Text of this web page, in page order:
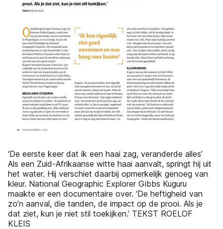
‘De eerste keer dat ik een haai zag, veranderde alles’
Als een Zuid-Afrikaanse witte haai aanvalt, springt hij uit
het water. Hij verschiet daarbij opmerkelijk genoeg van
kleur. National Geographic Explorer Gibbs Kuguru
maakte er een documentaire over. ‘De heftigheid van
zo’n aanval, die tanden, de impact op de prooi. Als je
dat ziet, kun je niet stil toekijken.’ TEKST ROELOF
KLEIS